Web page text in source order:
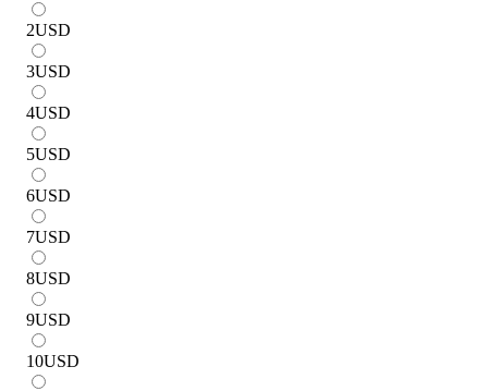
2USD
3USD
4USD
5USD
6USD
7USD
8USD
9USD
10USD